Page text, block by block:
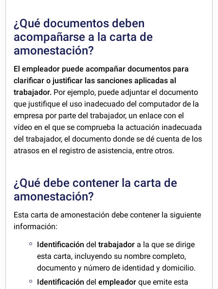
¿Qué documentos deben
acompañarse a la carta de
amonestación?
El empleador puede acompañar documentos para
clarificar o justificar las sanciones aplicadas al
trabajador. Por ejemplo, puede adjuntar el documento
que justifique el uso inadecuado del computador de la
empresa por parte del trabajador, un enlace con el
vídeo en el que se comprueba la actuación inadecuada
del trabajador, el documento donde se dé cuenta de los
atrasos en el registro de asistencia, entre otros.
¿Qué debe contener la carta de
amonestación?
Esta carta de amonestación debe contener la siguiente
información:
Identificación deltrabajador a la que se dirige
esta carta, incluyendo su nombre completo,
documento y número de identidad y domicilio.
Identificación delempleador que emite esta